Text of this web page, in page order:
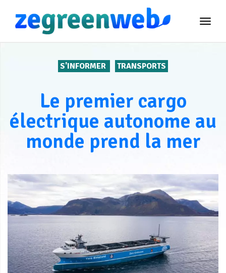
S'INFORMER TRANSPORTS
Le premier cargo
électrique autonome au
monde prend la mer